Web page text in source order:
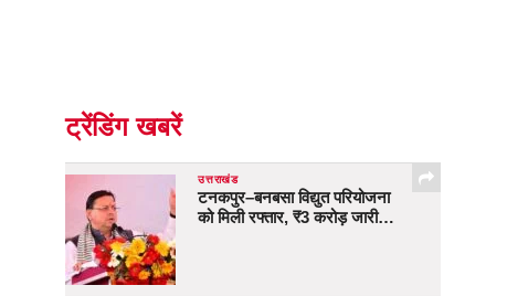
ट्रेंडिंग खबरें
उत्तराखंड
टनकपुर–बनबसा विद्युत परियोजना
को मिली रफ्तार, ₹3 करोड़ जारी…